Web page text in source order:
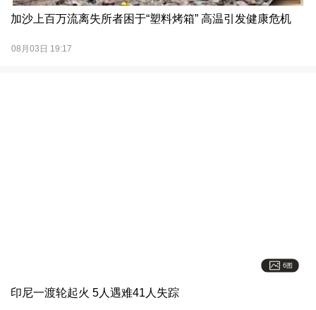
加沙上百万流离失所者困于“塑料烤箱” 高温引发健康危机
08月03日 19:17
6图
印尼一渡轮起火 5人遇难41人失踪